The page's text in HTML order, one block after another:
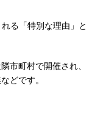
る「特別な理由」と
市町村で開催され、
どです。